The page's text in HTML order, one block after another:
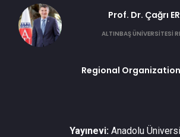
Prof. Dr. Çağrı
ALTINBAŞ ÜNİVERSİTESİ
Regional
Yayınevi: Anadolu